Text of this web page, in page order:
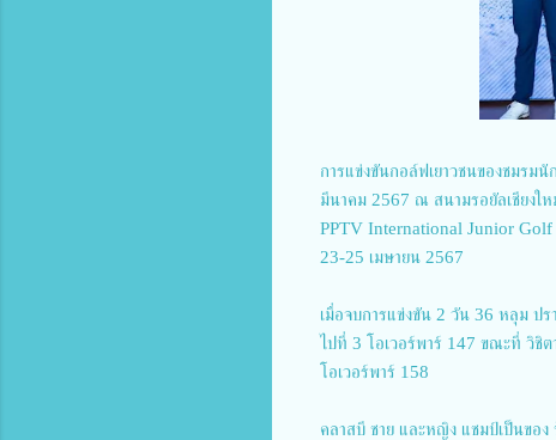
การแข่งขันกอล์ฟเยาวชนของชมร
มีนาคม 2567 ณ สนามรอยัลเชียงให
PPTV International Junior
23-25 เมษายน 2567
เมื่อจบการแข่งขัน 2 วัน 36 หลุม ปร
ไปที่ 3 โอเวอร์พาร์ 147 ขณะที่ วิชิ
โอเวอร์พาร์ 158
คลาสบี ชาย และหญิง แชมป์เป็นขอ